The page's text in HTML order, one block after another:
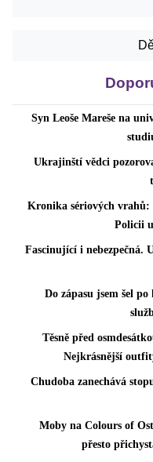
Syn Leoše Mareše na
Ukrajinští vědci
Kronika sériových vrahů:
Policii
Fascinující i nebezpečná.
Do zápasu jsem šel
Těsně před
Nejkrásnější
Chudoba zanechává
Moby na Colours of
přesto